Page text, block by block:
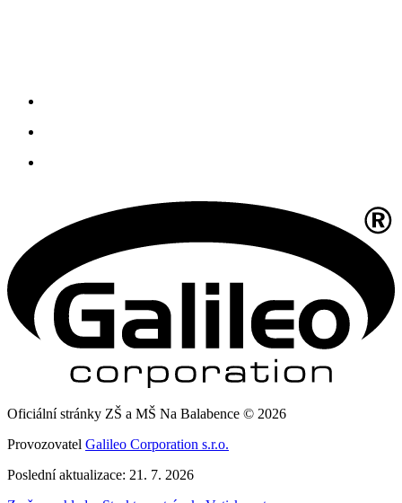
Oficiální stránky ZŠ a MŠ Na Balabence © 2026
Provozovatel Galileo Corporation s.r.o.
Poslední aktualizace: 21. 7. 2026